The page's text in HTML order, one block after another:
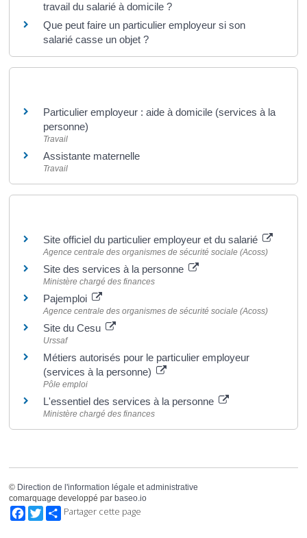
travail du salarié à domicile ?
Que peut faire un particulier employeur si son
salarié casse un objet ?
Particulier employeur : aide à domicile (services à la
personne)
Travail
Assistante maternelle
Travail
Site officiel du particulier employeur et du salarié
Agence centrale des organismes de sécurité sociale (Acoss)
Site des services à la personne
Ministère chargé des finances
Pajemploi
Agence centrale des organismes de sécurité sociale (Acoss)
Site du Cesu
Urssaf
Métiers autorisés pour le particulier employeur
(services à la personne)
Pôle emploi
L'essentiel des services à la personne
Ministère chargé des finances
© Direction de l'information légale et administrative
comarquage developpé par baseo.io
Facebook
TwitterPartager cette page